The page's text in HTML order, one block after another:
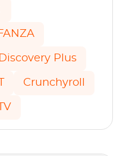
Discovery Plus
Crunchyroll